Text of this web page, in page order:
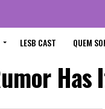
LESB CAST QUEM
Has